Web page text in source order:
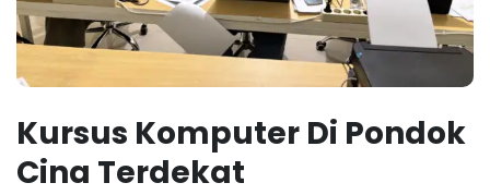
Kursus Komputer Di Pondok
Cina Terdekat